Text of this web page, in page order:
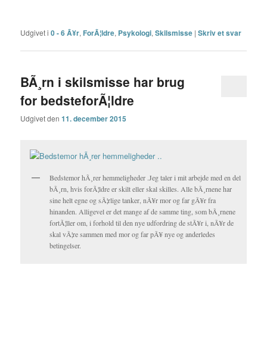
Udgivet i 0 - 6 Ã¥r, ForÃ¦ldre, Psykologi,Skilsmisse |Skriv et svar
BÃ¸rn i skilsmisse har brug
for bedsteforÃ¦ldre
Udgivet den11. december 2015
Bedstemor hÃ¸rer hemmeligheder .Jeg taler i mit arbejde med en del
bÃ¸rn, hvis forÃ¦ldre er skilt eller skal skilles. Alle bÃ¸rnene har
sine helt egne og sÃ¦rlige tanker, nÃ¥r mor og far gÃ¥r fra
hinanden. Alligevel er det mange af de samme ting, som bÃ¸rnene
fortÃ¦ller om, i forhold til den nye udfordring de stÃ¥r i, nÃ¥r de
skal vÃ¦re sammen med mor og far pÃ¥ nye og anderledes
betingelser.